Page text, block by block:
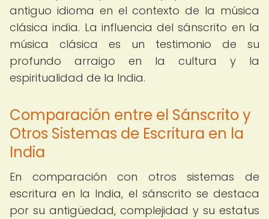
antiguo idioma en el contexto de la música
clásica india. La influencia del sánscrito en la
música clásica es un testimonio de su
profundo arraigo en la cultura y la
espiritualidad de la India.
Comparación entre el Sánscrito y
Otros Sistemas de Escritura en la
India
En comparación con otros sistemas de
escritura en la India, el sánscrito se destaca
por su antigüedad, complejidad y su estatus